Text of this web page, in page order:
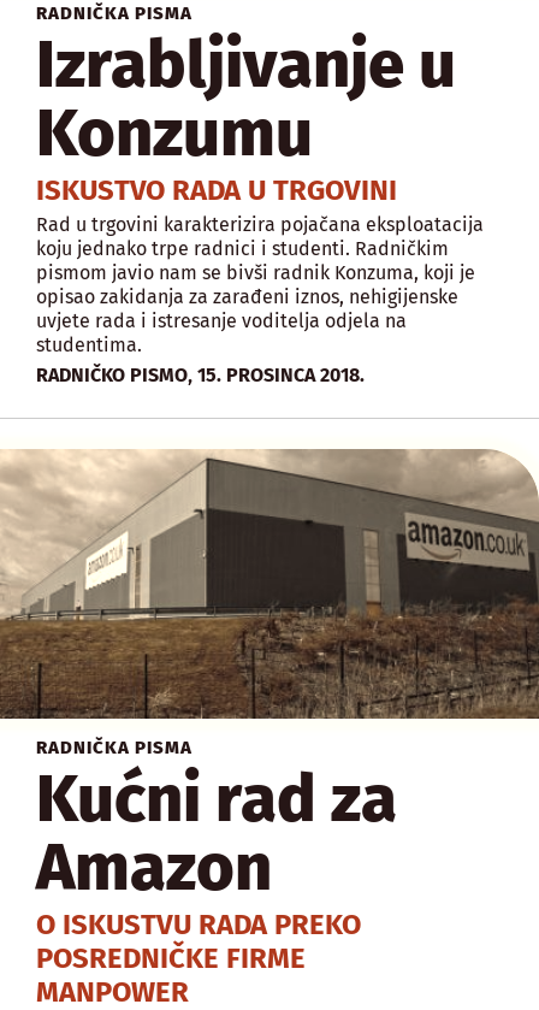
RADNIČKA PISMA
Izrabljivanje u
Konzumu
ISKUSTVO RADA U TRGOVINI
Rad u trgovini karakterizira pojačana eksploatacija
koju jednako trpe radnici i studenti. Radničkim
pismom javio nam se bivši radnik Konzuma, koji je
opisao zakidanja za zarađeni iznos, nehigijenske
uvjete rada i istresanje voditelja odjela na
studentima.
RADNIČKO PISMO, 15. PROSINCA 2018.
RADNIČKA PISMA
Kućni rad za
Amazon
O ISKUSTVU RADA PREKO
POSREDNIČKE FIRME
MANPOWER